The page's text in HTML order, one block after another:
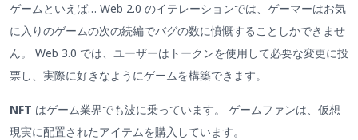
ゲームといえば… Web 2.0 のイテレーションでは、ゲーマーはお気
に入りのゲームの次の続編でバグの数に憤慨することしかできませ
ん。 Web 3.0 では、ユーザーはトークンを使用して必要な変更に投
票し、実際に好きなようにゲームを構築できます。
NFT はゲーム業界でも波に乗っています。 ゲームファンは、仮想
現実に配置されたアイテムを購入しています。